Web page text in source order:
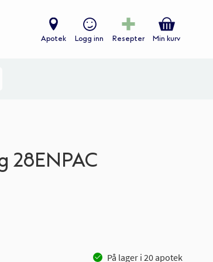
Apotek Logg inn Resepter Min kurv
28ENPAC
På lager i 20apotek